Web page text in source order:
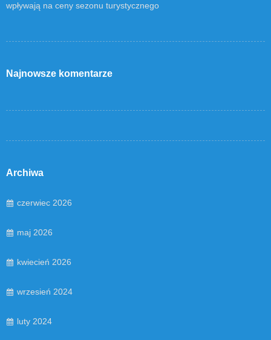
wpływają na ceny sezonu turystycznego
Najnowsze komentarze
Archiwa
czerwiec 2026
maj 2026
kwiecień 2026
wrzesień 2024
luty 2024